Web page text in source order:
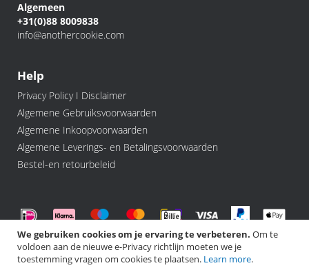
We gebruiken cookies om je ervaring te verbeteren. Om te
voldoen aan de nieuwe e-Privacy richtlijn moeten we je
toestemming vragen om cookies te plaatsen. Learn more.
Algemeen
+31(0)88 8009838
info@anothercookie.com
Help
Privacy Policy I Disclaimer
Algemene Gebruiksvoorwaarden
Algemene Inkoopvoorwaarden
Algemene Leverings- en Betalingsvoorwaarden
Bestel-en retourbeleid
©️ 2026 Another Cookie, All rights Reserved.